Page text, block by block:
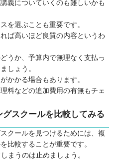
義についていくのも難しいかも
を選ぶことも重要です。
ば高いほど良質の内容というわ
うか、予算内で無理なく支払っ
しょう。
かかる場合もあります。
料などの追加費用の有無もチェ
スクールを比較してみる
クールを見つけるためには、複
比較することが重要です。
まうのは止めましょう。